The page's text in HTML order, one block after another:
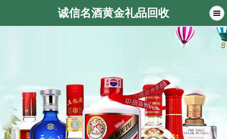
诚信名酒黄金礼品回收